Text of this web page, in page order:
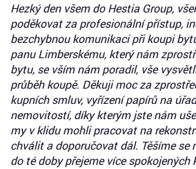
Hezký den všem do Hestia Group,
poděkovat za profesionální přístup,
bezchybnou komunikaci při koupi
panu Limberskému, který nám
bytu, se vším nám poradil, vše
průběh koupě. Děkuji moc za
kupních smluv, vyřízení papírů na
nemovitostí, díky kterým jste nám
my v klidu mohli pracovat na
chválit a doporučovat dál. Těšíme se
do té doby přejeme více spokojených